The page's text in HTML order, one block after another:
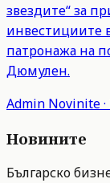
звездите“ за
инвестициите
патронажа на
Дюмулен.
Admin Novinite·
Новините
Българско